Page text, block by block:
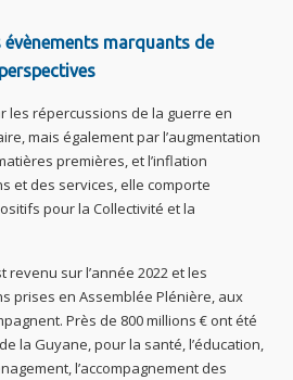
marquants de
les répercussions de la guerre en
mais également par l’augmentation
premières, et l’inflation
et des services, elle comporte
pour la Collectivité et la
revenu sur l’année 2022 et les
prises en Assemblée Plénière, aux
Près de 800 millions € ont été
la Guyane, pour la santé, l’éducation,
l’accompagnement des